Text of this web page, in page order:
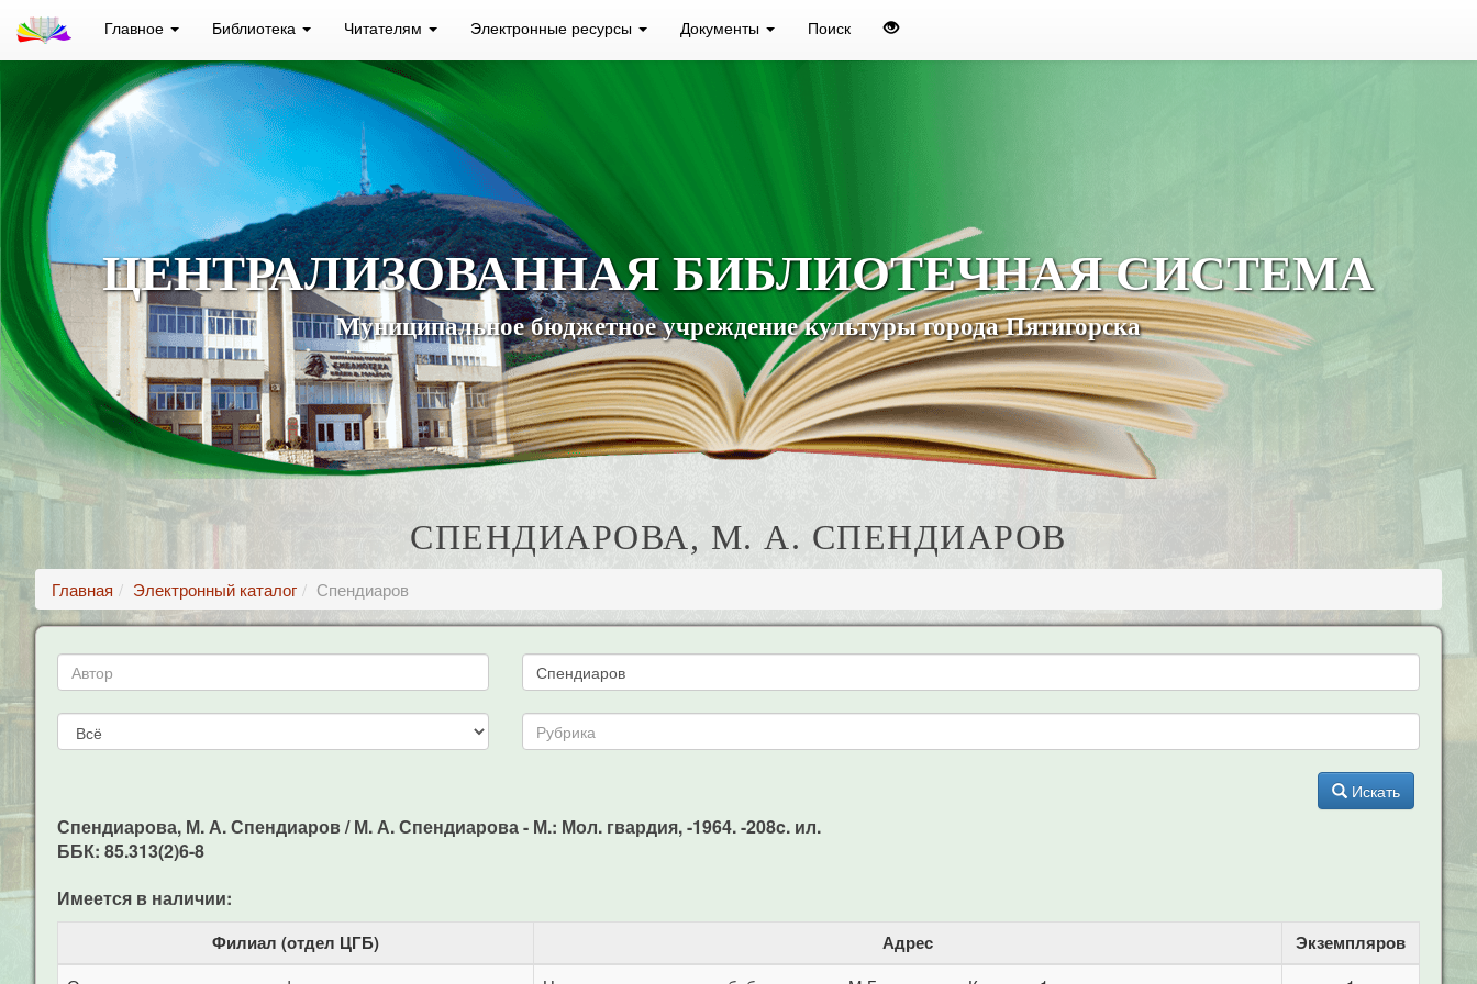
Главное Библиотека Читателям Электронные ресурсы Документы Поиск
ЦЕНТРАЛИЗОВАННАЯ БИБЛИОТЕЧНАЯ СИСТЕМА
Муниципальное бюджетное учреждение культуры города Пятигорска
СПЕНДИАРОВА, М. А. СПЕНДИАРОВ
Главная Электронный каталог Спендиаров
Искать
Спендиарова, М. А. Спендиаров / М. А. Спендиарова - М.: Мол. гвардия, -1964. -208c. ил.
ББК: 85.313(2)6-8
Имеется в наличии:
Филиал (отдел ЦГБ) Адрес Экземпляров